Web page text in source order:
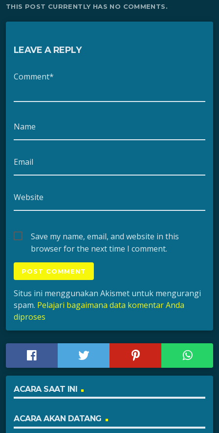
THIS POST CURRENTLY HAS NO COMMENTS.
LEAVE A REPLY
Comment*
Name
Email
Website
Save my name, email, and website in this
browser for the next time I comment.
Situs ini menggunakan Akismet untuk mengurangi
spam. Pelajari bagaimana data komentar Anda
diproses
ACARA SAAT INI
ACARA AKAN DATANG